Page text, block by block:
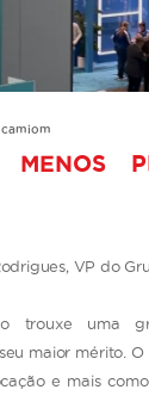
VP do
trouxe uma
maior mérito.
e mais